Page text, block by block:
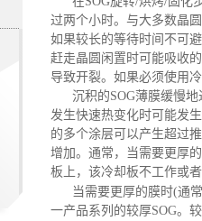
过两个小时。与大多数晶
如果较长的等待时间不可
赶走晶圆闲置时可能吸收
导致开裂。如果必须使用
沉积的SOG薄膜缓慢
发生快速热变化时可能发
的多个涂层可以产生超过
增加。通常，当需要更厚
板上，该冷却板不工作或
当需要更厚的膜时(通
一产品系列的较厚SOG。